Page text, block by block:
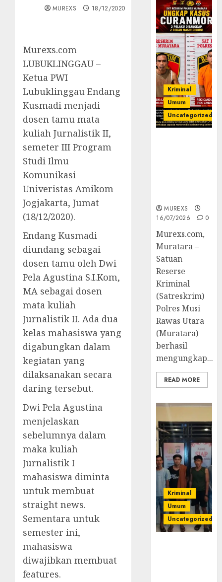
MUREXS 18/12/2020
Murexs.com
LUBUKLINGGAU –
Ketua PWI
Lubuklinggau Endang
Kusmadi menjadi
dosen tamu mata
kuliah Jurnalistik II,
semeter III Program
Studi Ilmu
Komunikasi
Univeristas Amikom
Jogjakarta, Jumat
(18/12/2020).
Endang Kusmadi
diundang sebagai
dosen tamu oleh Dwi
Pela Agustina S.I.Kom,
MA sebagai dosen
mata kuliah
Jurnalistik II. Ada dua
kelas mahasiswa yang
digabungkan dalam
kegiatan yang
dilaksanakan secara
daring tersebut.
Dwi Pela Agustina
menjelaskan
sebelumnya dalam
maka kuliah
Jurnalistik I
mahasiswa diminta
untuk membuat
straight news.
Sementara untuk
semester ini,
mahasiswa
diwajibkan membuat
features.
Kriminal
Umum
Uncategorized
MUREXS
16/07/2026
0
Murexs.com,
Muratara –
Satuan
Reserse
Kriminal
(Satreskrim)
Polres Musi
Rawas Utara
(Muratara)
berhasil
mengungkap...
READ MORE
Kriminal
Umum
Uncategorized